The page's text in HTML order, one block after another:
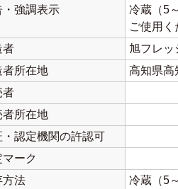
・強調表示
冷蔵（5
ご使用く
者
旭フレッ
者所在地
高知県高
者
者所在地
・認定機関の許認可
マーク
方法
冷蔵（5